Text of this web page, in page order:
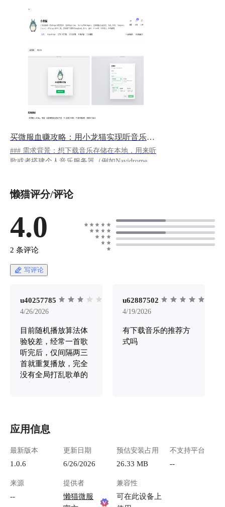
买微服血赚攻略：用小龙猫实现听音乐自由
### 需求背景：想下载音乐存储在本地，用来听
歌或者搭建个人音乐服务器（例如Navidrome）
https://appstore.lazycat.cloud/#/shop/detail/cloud.laz
ycat.app.lzcmusicplayer ### **1.懒猫微服商店下
载“小龙猫”** 具体配置教程可参考：[小龙猫使
用攻略 - 懒猫攻略]
[image-20260511112942368.png](https://lzc-
playground-1301583638.cos.ap-
c093-44d2-889e-f37cfc4ce7c0.png "image-
20260511112942368.png") ### **2.安装SKILL**
https://github.com/whoamihappyhacking/joox-
music-download-skill" ![image-
20260512105749416.png](https://lzc-playground-
1301583638.cos.ap-
chengdu.myqcloud.com/guidelines/1369/67318e6b-
8201-4d89-8162-72d889eac2fe.png "image-
(https://lzc-playground-1301583638.cos.ap-
chengdu.myqcloud.com/guidelines/1369/ae36aaad-
513c-4d8d-8ea3-76f62206146f.png "image-
是怕污染音源，也可以单独让小龙猫建一个文件
夹** ![image-20260512110137457.png](https://lzc-
playground-1301583638.cos.ap-
chengdu.myqcloud.com/guidelines/1369/c42f5ebc-
懒猫评分/评论
4.0
2 条评论
写评论
u40257785
4/26/2026
目前随机播放算法体
验较差，经常一首歌
听完后，仅间隔两三
首就重复播放，完全
没有全局打乱歌单的
放完毕前，杜绝单曲
u62887502
4/19/2026
有下载音乐的推荐方
式吗
应用信息
最新版本
1.0.6
更新日期
6/26/2026
预估安装占用
26.33 MB
不支持平台
--
来源
--
提供者
懒猫微服
兼容性
可在此设备上